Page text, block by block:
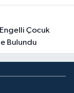
Bulundu